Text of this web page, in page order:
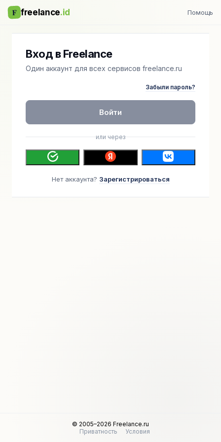
F freelance.id Помощь
Вход в Freelance
Один аккаунт для всех сервисов freelance.ru
Забыли пароль?
Войти
или через
Нет аккаунта? Зарегистрироваться
© 2005–2026 Freelance.ru
Приватность
Условия